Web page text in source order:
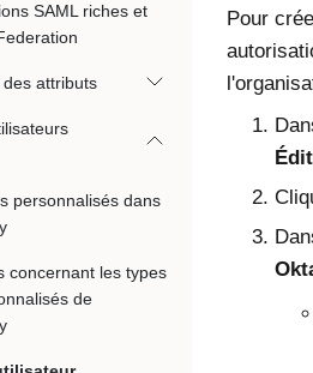
SAML riches et
attributs
personnalisés dans
concernant les types
de
Pour